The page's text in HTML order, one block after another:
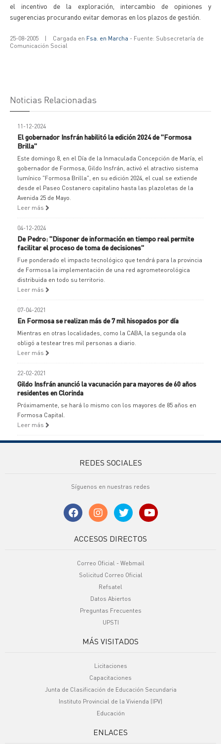
el incentivo de la exploración, intercambio de opiniones y
sugerencias procurando evitar demoras en los plazos de gestión.
25-08-2005 | Cargada en Fsa. en Marcha - Fuente: Subsecretaría de
Comunicación Social
Noticias Relacionadas
11-12-2024
El gobernador Insfrán habilitó la edición 2024 de "Formosa
Brilla"
Este domingo 8, en el Día de la Inmaculada Concepción de María, el
gobernador de Formosa, Gildo Insfrán, activó el atractivo sistema
lumínico "Formosa Brilla", en su edición 2024, el cual se extiende
desde el Paseo Costanero capitalino hasta las plazoletas de la
Avenida 25 de Mayo.
Leer más
04-12-2024
De Pedro: "Disponer de información en tiempo real permite
facilitar el proceso de toma de decisiones"
Fue ponderado el impacto tecnológico que tendrá para la provincia
de Formosa la implementación de una red agrometeorológica
distribuida en todo su territorio.
Leer más
07-04-2021
En Formosa se realizan más de 7 mil hisopados por día
Mientras en otras localidades, como la CABA, la segunda ola
obligó a testear tres mil personas a diario.
Leer más
22-02-2021
Gildo Insfrán anunció la vacunación para mayores de 60 años
residentes en Clorinda
Próximamente, se hará lo mismo con los mayores de 85 años en
Formosa Capital.
Leer más
REDES SOCIALES
Síguenos en nuestras redes
ACCESOS DIRECTOS
Correo Oficial - Webmail
Solicitud Correo Oficial
Refsatel
Datos Abiertos
Preguntas Frecuentes
UPSTI
MÁS VISITADOS
Licitaciones
Capacitaciones
Junta de Clasificación de Educación Secundaria
Instituto Provincial de la Vivienda (IPV)
Educación
ENLACES